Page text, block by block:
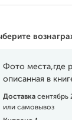
Фото места,где
описанная в
Доставка сентябрь
или самовывоз